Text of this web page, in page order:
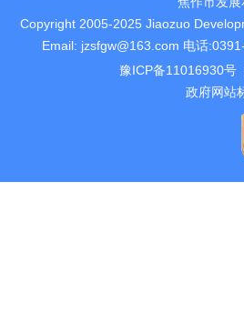
Copyright 2005-2025 Jiaozuo
Email: jzsfgw@163.com 电话
豫ICP备11016930号
政府网站